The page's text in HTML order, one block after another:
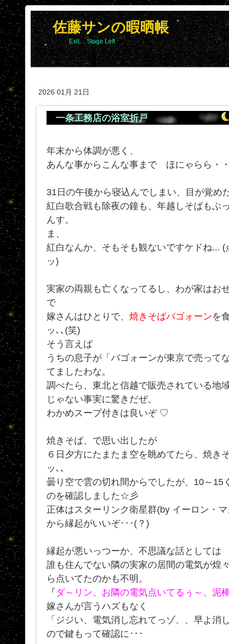
佐藤サンの暇晒帳
Exit.... Stage Left
2026 01月 21日
一条工務店の浴室折戸
年末から体調が悪く、
あんな事からこんな事まで ほにゃらら・
31日の午後から寝込んでしまい、目が覚め
紅白歌合戦も除夜の鐘も、年越しそばもぶ
んす。
ま、
紅白なんか、そもそも観ないですケドね...
ッ)
実家の両親も亡くなってるし、わが家はお
で
嫁さんはひとりで、 焼きそばバゴォーンを
ッ､､(笑)
そう言えば
うちの息子が「バゴォーンが東京で売って
てましたわな。
調べたら、東北と信越で販売されている
じゃない事実に驚きだぜ。
わかめスープ付きは良いぞ ♡
焼きそば、で思い出したが
６日夕方にたまたま空を眺めてたら、焼き
ッ､､
曇り空で雲の切れ間からでしたが、10～15
のを確認しました☆彡
正体はスターリンク衛星群(by イーロン・
から縁起がいいぞ･･･(？)
縁起が悪いっつーか、不思議な話としては
誰も住んでない隣の実家の居間の電気が
ら点いてたのかも不明。
『ダ～リン、お隣の電気点いてるぅ～、泥
嫁さんが言うハズもなく
「ジジい、電気消し忘れてっゾ、、早よ消
ので鍵もって確認に･･･